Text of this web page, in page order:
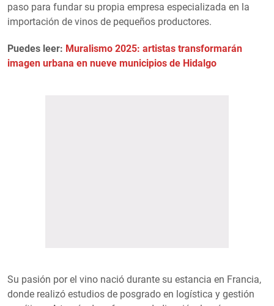
paso para fundar su propia empresa especializada en la
importación de vinos de pequeños productores.
Puedes leer: Muralismo 2025: artistas transformarán
imagen urbana en nueve municipios de Hidalgo
Su pasión por el vino nació durante su estancia en Francia,
donde realizó estudios de posgrado en logística y gestión